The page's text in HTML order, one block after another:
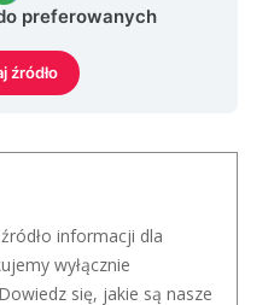
preferowanych
źródło
informacji dla
wyłącznie
się, jakie są nasze